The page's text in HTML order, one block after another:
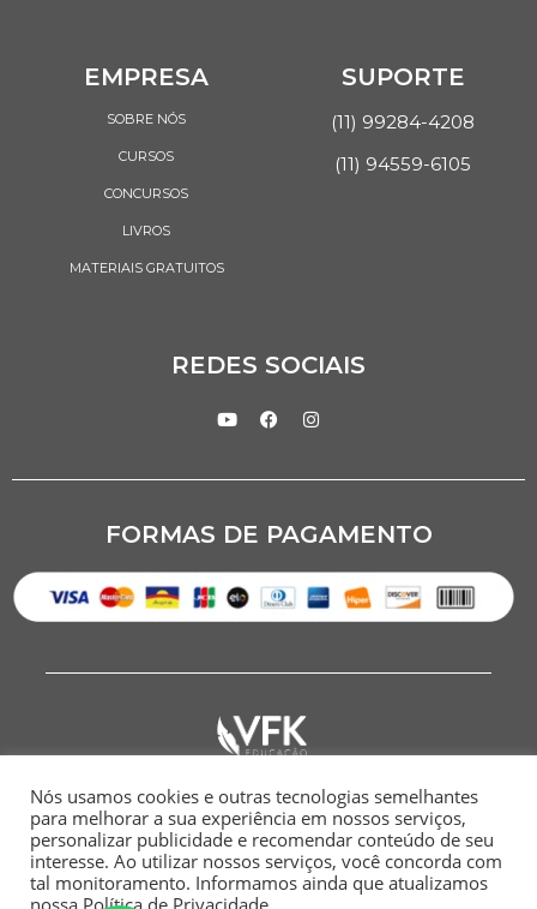
EMPRESA
SOBRE NÓS
CURSOS
CONCURSOS
LIVROS
MATERIAIS GRATUITOS
SUPORTE
(11) 99284-4208
(11) 94559-6105
REDES SOCIAIS
FORMAS DE PAGAMENTO
CNPJ: 07.284.949/0001-00
HOME SITEMAP
POLÍTICA DE
PRIVACIDADE
TERMOS E
CONDIÇÕES
Nós usamos cookies e outras tecnologias semelhantes
para melhorar a sua experiência em nossos serviços,
personalizar publicidade e recomendar conteúdo de seu
interesse. Ao utilizar nossos serviços, você concorda com
tal monitoramento. Informamos ainda que atualizamos
nossa Política de Privacidade.